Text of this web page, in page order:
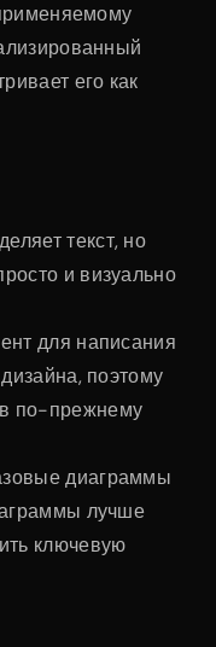
его как
текст, но
и визуально
для написания
поэтому
по-прежнему
диаграммы
лучше
ключевую